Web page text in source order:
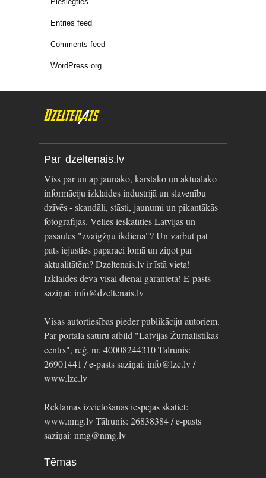
Entries feed
Comments feed
WordPress.org
Par dzeltenais.lv
Viss par un ap jaunāko, karstāko un aktuālāko
informāciju izklaides industrijā un slavenību
dzīvēs - skandāli, stāsti, jaunumi un pikantākās
fotogrāfijas. Vēlies ieskatīties Latvijas un
pasaules "zvaigžņu ikdienā"? Un varbūt pat
pats iejusties paparaci lomā un ziņot par
aktualitātēm? Dzeltenais.lv ir īstā vieta!
Izklaides deva visai dienai garantēta! E-pasts
saziņai: info@dzeltenais.lv
Visas autortiesības pieder publikāciju autoriem.
Par portāla saturu atbild "Latvijas Žurnālistikas
centrs", reģ. nr. 40008244310 Tālrunis:
26901441 / e-pasts saziņai: info@lzc.lv /
www.lzc.lv
Reklāmas izvietošanas iespējas skatiet:
www.nmg.lv Tālrunis: 26838384 / e-pasts
saziņai: nmg@nmg.lv
Tēmas